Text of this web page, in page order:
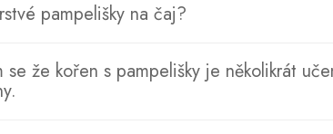
pampelišky na čaj?
se že kořen s pampelišky je několikrát